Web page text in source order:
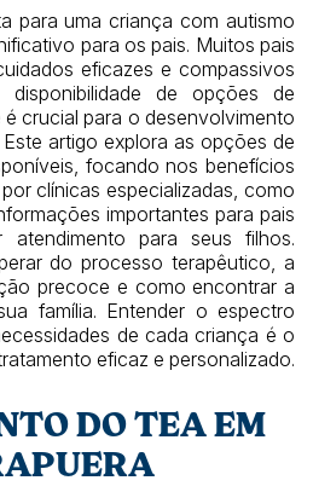
para uma criança com autismo
para os pais. Muitos pais
eficazes e compassivos
de opções de
crucial para o desenvolvimento
artigo explora as opções de
focando nos benefícios
clínicas especializadas, como
importantes para pais
para seus filhos.
do processo terapêutico, a
precoce e como encontrar a
família. Entender o espectro
de cada criança é o
eficaz e personalizado.
DO TEA EM